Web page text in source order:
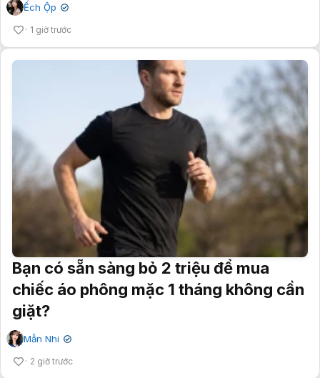
Ếch Ộp ✔
1 giờ trước
Bạn có sẵn sàng bỏ 2 triệu để mua
chiếc áo phông mặc 1 tháng không cần
giặt?
Mẫn Nhi ✔
2 giờ trước